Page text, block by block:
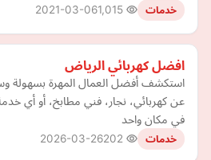
خدمات 2021-03-06
افضل كهربائي الرياض
استكشف أفضل العمال المهرة بسهولة
عن كهربائي، نجار، فني مطابخ، أو أي
في مكان واحد
خدمات 2026-03-26